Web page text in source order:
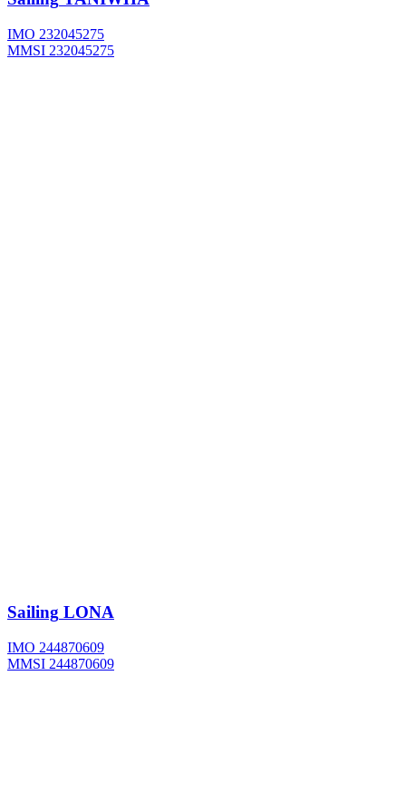
IMO 232045275
MMSI 232045275
Sailing LONA
IMO 244870609
MMSI 244870609